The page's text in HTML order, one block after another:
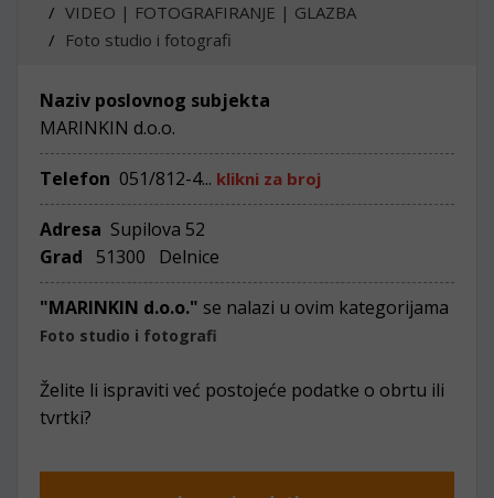
VIDEO | FOTOGRAFIRANJE | GLAZBA
Foto studio i fotografi
Naziv poslovnog subjekta
MARINKIN d.o.o.
Telefon 051/812-4... klikni za broj
Adresa Supilova 52
Grad
51300 Delnice
"MARINKIN d.o.o." se nalazi u ovim kategorijama
Foto studio i fotografi
Želite li ispraviti već postojeće podatke o obrtu ili
tvrtki?